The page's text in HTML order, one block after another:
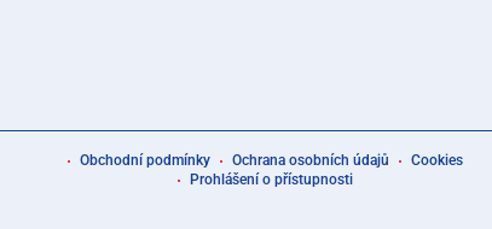
Obchodní podmínky Ochrana osobních údajů
Cookies
Prohlášení o přístupnosti